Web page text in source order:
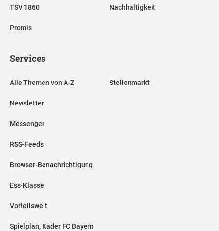
TSV 1860
Promis
Nachhaltigkeit
Services
Alle Themen von A-Z
Newsletter
Messenger
RSS-Feeds
Browser-Benachrichtigung
Ess-Klasse
Vorteilswelt
Spielplan, Kader FC Bayern
Stellenmarkt